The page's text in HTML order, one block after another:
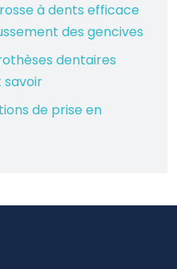
à dents efficace
des gencives
dentaires
savoir
de prise en